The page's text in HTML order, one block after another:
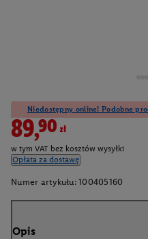
Niedostępny online! Podobne
89,90zł
w tym VAT bez kosztów wysyłki
Opłata za dostawę
Numer artykułu: 100405160
Opis